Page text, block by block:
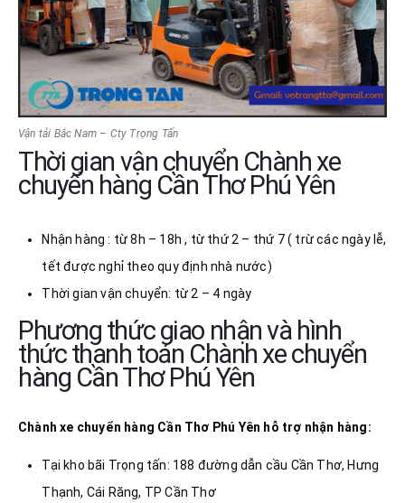
Vận tải Bắc Nam – Cty Trọng Tấn
Thời gian vận chuyển Chành xe
chuyển hàng Cần Thơ Phú Yên
Nhận hàng : từ 8h – 18h , từ thứ 2 – thứ 7 ( trừ các ngày lễ,
tết được nghỉ theo quy định nhà nước)
Thời gian vận chuyển: từ 2 – 4 ngày
Phương thức giao nhận và hình
thức thanh toán Chành xe chuyển
hàng Cần Thơ Phú Yên
Chành xe chuyển hàng Cần Thơ Phú Yên hỗ trợ nhận hàng:
Tại kho bãi Trọng tấn: 188 đường dẫn cầu Cần Thơ, Hưng
Thạnh, Cái Răng, TP Cần Thơ